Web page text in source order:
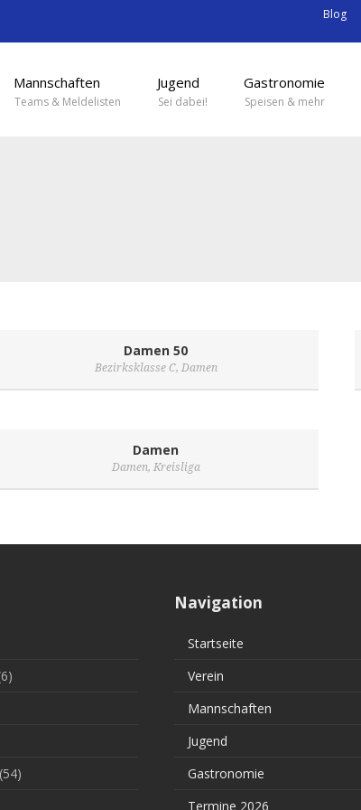
Blog
Mannschaften
Teams & Meldelisten
Jugend
Sei dabei!
Gastronomie
Speisen & mehr
Damen 50
Bezirksklasse C, Damen
Damen
Damen, Kreisliga
(54)
Navigation
Startseite
Verein
Mannschaften
Jugend
Gastronomie
Termine 2026